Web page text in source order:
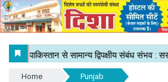
Home Punjab